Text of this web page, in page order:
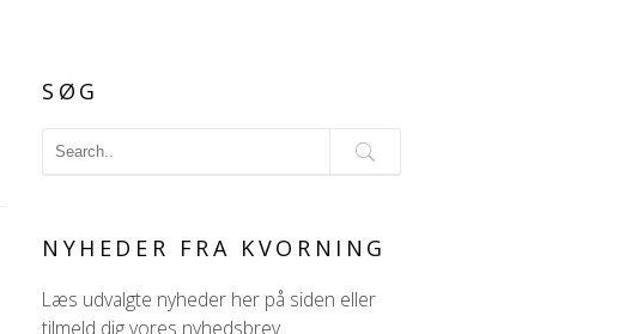
SØG
NYHEDER FRA KVORNING
Læs udvalgte nyheder her på siden eller
tilmeld dig vores nyhedsbrev.